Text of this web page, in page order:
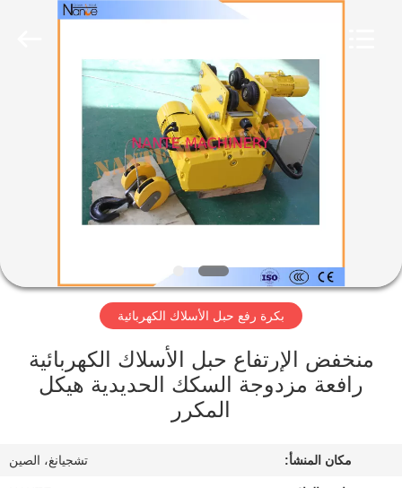
الرئيسية
بنا
في
المعمل
بكرة رفع حبل الأسلاك الكهربائية
منخفض الإرتفاع حبل الأسلاك الكهربائية
رافعة مزدوجة السكك الحديدية هيكل
المكرر
مكان المنشأ: تشجيانغ، الصين